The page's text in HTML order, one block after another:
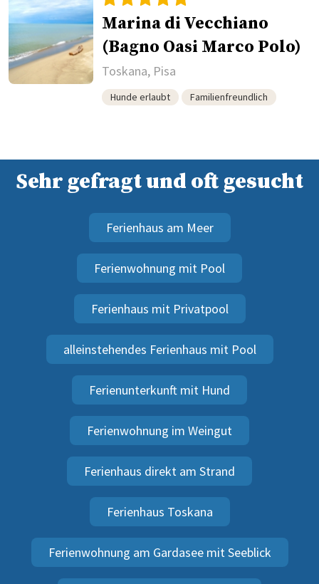
Marina di Vecchiano
(Bagno Oasi Marco Polo)
Toskana, Pisa
Hunde erlaubt Familienfreundlich
Sehr gefragt und oft gesucht
Ferienhaus am Meer
Ferienwohnung mit Pool
Ferienhaus mit Privatpool
alleinstehendes Ferienhaus mit Pool
Ferienunterkunft mit Hund
Ferienwohnung im Weingut
Ferienhaus direkt am Strand
Ferienhaus Toskana
Ferienwohnung am Gardasee mit Seeblick